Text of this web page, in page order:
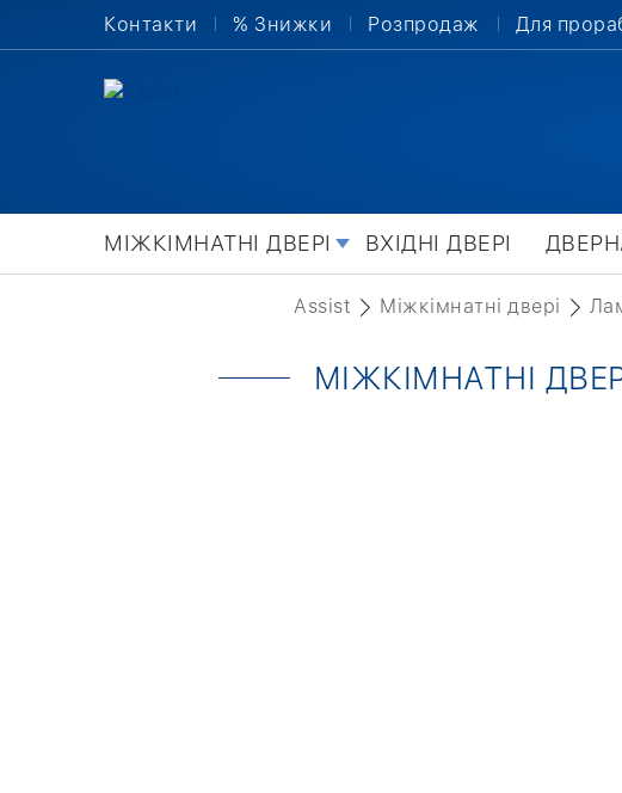
Контакти % Знижки Розпродаж Для
МІЖКІМНАТНІ ДВЕРІ ВХІДНІ ДВЕРІ
Assist Міжкімнатні двері
МІЖКІМНАТНІ